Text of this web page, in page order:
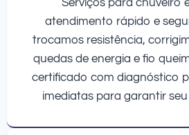
atendimento rápido e
trocamos resistência,
quedas de energia e fio
certificado com diagnóstico
imediatas para garantir